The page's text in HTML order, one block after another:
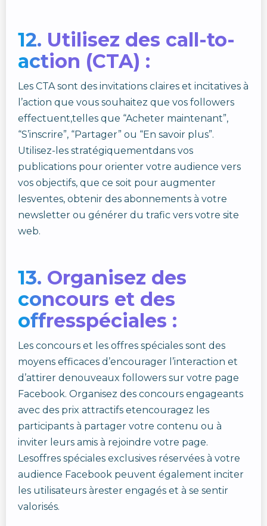
12. Utilisez des call-to-
action (CTA) :
Les CTA sont des invitations claires et incitatives à
l’action que vous souhaitez que vos followers
effectuent,telles que “Acheter maintenant”,
“S’inscrire”, “Partager” ou “En savoir plus”.
Utilisez-les stratégiquementdans vos
publications pour orienter votre audience vers
vos objectifs, que ce soit pour augmenter
lesventes, obtenir des abonnements à votre
newsletter ou générer du trafic vers votre site
web.
13. Organisez des
concours et des
offresspéciales :
Les concours et les offres spéciales sont des
moyens efficaces d’encourager l’interaction et
d’attirer denouveaux followers sur votre page
Facebook. Organisez des concours engageants
avec des prix attractifs etencouragez les
participants à partager votre contenu ou à
inviter leurs amis à rejoindre votre page.
Lesoffres spéciales exclusives réservées à votre
audience Facebook peuvent également inciter
les utilisateurs àrester engagés et à se sentir
valorisés.